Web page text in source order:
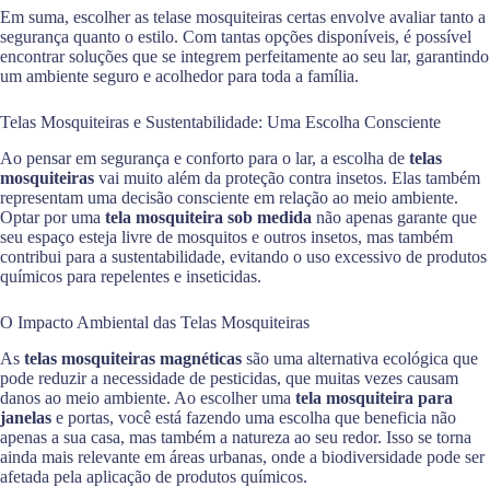
Em suma, escolher as telase mosquiteiras certas envolve avaliar tanto a
segurança quanto o estilo. Com tantas opções disponíveis, é possível
encontrar soluções que se integrem perfeitamente ao seu lar, garantindo
um ambiente seguro e acolhedor para toda a família.
Telas Mosquiteiras e Sustentabilidade: Uma Escolha Consciente
Ao pensar em segurança e conforto para o lar, a escolha de telas
mosquiteiras vai muito além da proteção contra insetos. Elas também
representam uma decisão consciente em relação ao meio ambiente.
Optar por uma tela mosquiteira sob medida não apenas garante que
seu espaço esteja livre de mosquitos e outros insetos, mas também
contribui para a sustentabilidade, evitando o uso excessivo de produtos
químicos para repelentes e inseticidas.
O Impacto Ambiental das Telas Mosquiteiras
As telas mosquiteiras magnéticas são uma alternativa ecológica que
pode reduzir a necessidade de pesticidas, que muitas vezes causam
danos ao meio ambiente. Ao escolher uma tela mosquiteira para
janelas e portas, você está fazendo uma escolha que beneficia não
apenas a sua casa, mas também a natureza ao seu redor. Isso se torna
ainda mais relevante em áreas urbanas, onde a biodiversidade pode ser
afetada pela aplicação de produtos químicos.